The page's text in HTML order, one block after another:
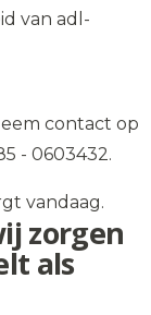
van adl-
contact op
- 0603432.
vandaag.
zorgen
als